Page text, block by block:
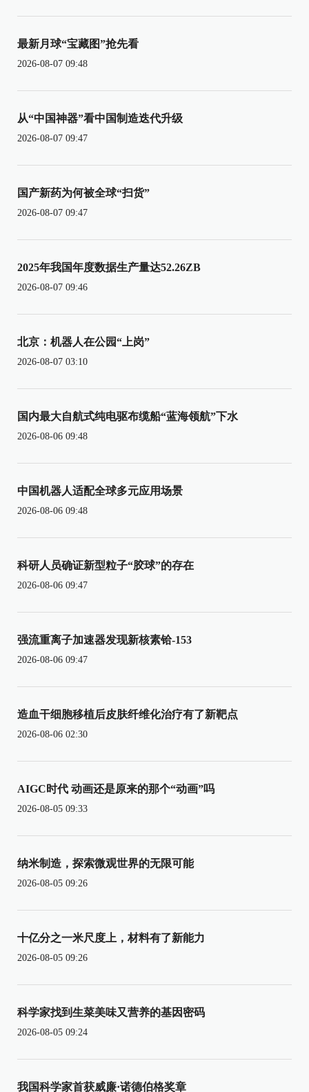
最新月球“宝藏图”抢先看
2026-08-07 09:48
从“中国神器”看中国制造迭代升级
2026-08-07 09:47
国产新药为何被全球“扫货”
2026-08-07 09:47
2025年我国年度数据生产量达52.26ZB
2026-08-07 09:46
北京：机器人在公园“上岗”
2026-08-07 03:10
国内最大自航式纯电驱布缆船“蓝海领航”下水
2026-08-06 09:48
中国机器人适配全球多元应用场景
2026-08-06 09:48
科研人员确证新型粒子“胶球”的存在
2026-08-06 09:47
强流重离子加速器发现新核素铪-153
2026-08-06 09:47
造血干细胞移植后皮肤纤维化治疗有了新靶点
2026-08-06 02:30
AIGC时代 动画还是原来的那个“动画”吗
2026-08-05 09:33
纳米制造，探索微观世界的无限可能
2026-08-05 09:26
十亿分之一米尺度上，材料有了新能力
2026-08-05 09:26
科学家找到生菜美味又营养的基因密码
2026-08-05 09:24
我国科学家首获威廉·诺德伯格奖章